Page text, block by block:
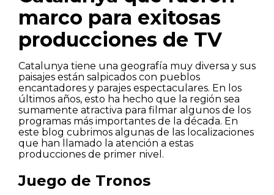
marco para exitosas
producciones de TV
Catalunya tiene una geografía muy diversa y sus
paisajes están salpicados con pueblos
encantadores y parajes espectaculares. En los
últimos años, esto ha hecho que la región sea
sumamente atractiva para filmar algunos de los
programas más importantes de la década. En
este blog cubrimos algunas de las localizaciones
que han llamado la atención a estas
producciones de primer nivel.
Juego de Tronos